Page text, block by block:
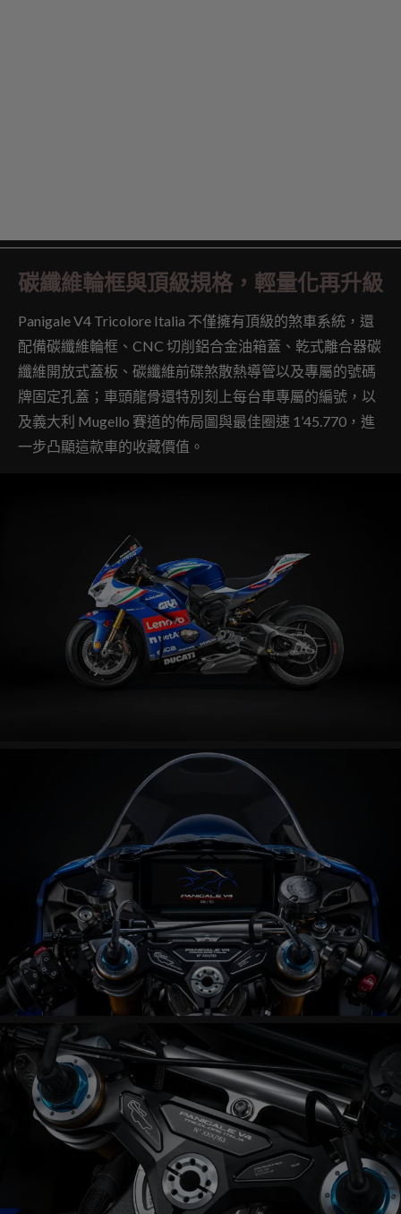
碳纖維輪框與頂級規格，輕量化再升級
Panigale V4 Tricolore Italia 不僅擁有頂級的煞車系統，還
配備碳纖維輪框、CNC 切削鋁合金油箱蓋、乾式離合器碳
纖維開放式蓋板、碳纖維前碟煞散熱導管以及專屬的號碼
牌固定孔蓋；車頭龍骨還特別刻上每台車專屬的編號，以
及義大利 Mugello 賽道的佈局圖與最佳圈速 1’45.770，進
一步凸顯這款車的收藏價值。